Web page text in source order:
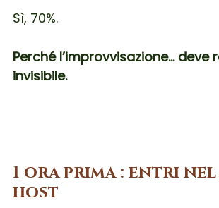
Sì, 70%.
Perché l’improvvisazione… deve
invisibile.
1 ora prima : entri
host